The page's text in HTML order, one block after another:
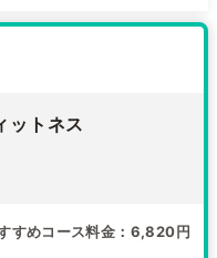
ットネス
すめコース料金 6,820円